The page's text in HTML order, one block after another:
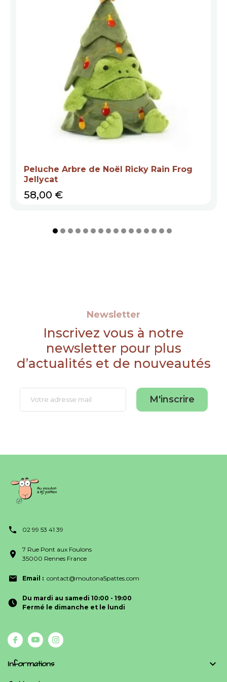
Peluche Arbre de Noël Ricky Rain Frog
Jellycat
Prix
58,00 €
Newsletter
Inscrivez vous à notre
newsletter pour plus
d’actualités et de nouveautés
M'inscrire
02 99 53 41 39
7 Rue Pont aux Foulons
35000 Rennes France
Email : contact@moutona5pattes.com
Du mardi au samedi 10:00 - 19:00
Fermé le dimanche et le lundi
Informations 